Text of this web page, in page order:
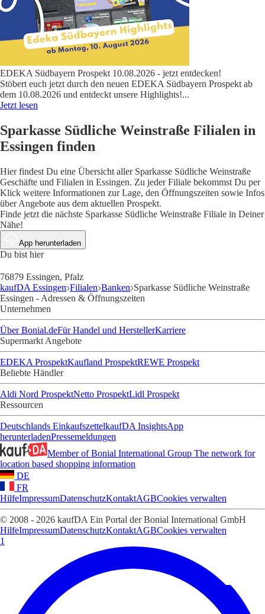
EDEKA Südbayern Prospekt 10.08.2026 - jetzt entdecken!
Stöbert euch jetzt durch den neuen EDEKA Südbayern Prospekt ab
dem 10.08.2026 und entdeckt unsere Highlights!...
Jetzt lesen
Sparkasse Südliche Weinstraße Filialen in
Essingen finden
Hier findest Du eine Übersicht aller Sparkasse Südliche Weinstraße
Geschäfte und Filialen in Essingen. Zu jeder Filiale bekommst Du per
Klick weitere Informationen zur Lage, den Öffnungszeiten sowie Infos
über Angebote aus dem aktuellen Prospekt.
Finde jetzt die nächste Sparkasse Südliche Weinstraße Filiale in Deiner
Nähe!
App herunterladen
Du bist hier
76879 Essingen, Pfalz
kaufDA Essingen Filialen Banken Sparkasse Südliche Weinstraße
Essingen - Adressen & Öffnungszeiten
Unternehmen
Über Bonial.deFür Handel und HerstellerKarriere
Supermarkt Angebote
EDEKA ProspektKaufland ProspektREWE Prospekt
Beliebte Händler
Aldi Nord ProspektNetto ProspektLidl Prospekt
Ressourcen
Deutschlands EinkaufszettelkaufDA InsightsApp
herunterladenPressemeldungen
Member of Bonial International Group The network for
location based shopping information
DE
FR
HilfeImpressumDatenschutzKontaktAGBCookies verwalten
© 2008 - 2026 kaufDA Ein Portal der Bonial International GmbH
HilfeImpressumDatenschutzKontaktAGBCookies verwalten
1